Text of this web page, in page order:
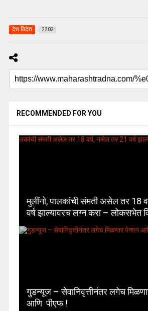
देश विदेश 2202
RECOMMENDED FOR YOU
मुलींनो, पालकांची संमती असेल तर 18
वर्ष झाल्यावरच लग्न करा – लोकसभेत
गुडन्यूज – सेवानिवृत्तीनंतर लगेच
आणि पीएफ !